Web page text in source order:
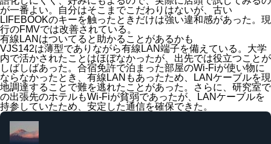
が一番よい。自分はそこまでこだわりはないが、古い
LIFEBOOKのキーを触ったときだけは強い違和感があった。現
行のFMVでは改善されている。
有線LANはついてると助かることがあるかも
VJS142は薄型でありながら有線LAN端子を備えている。大学
内で活かされたことはほぼなかったが、出先では役立つことが
しばしばあった。合宿免許で泊まった部屋のWi-Fiが使い物に
ならなかったとき、有線LANもあったため、LANケーブルを現
地調達することで難を逃れたことがあった。さらに、研究室で
の出張先のホテルもWi-Fiが貧弱であったが、LANケーブルを
持参していたため、安定した通信を確保できた。